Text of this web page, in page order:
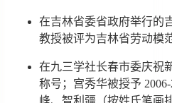
在吉林省委省政府举行的
教授被评为吉林省劳动模
在九三学社长春市委庆祝
称号；宫秀华被授予
峰、智利疆（按姓氏笔画